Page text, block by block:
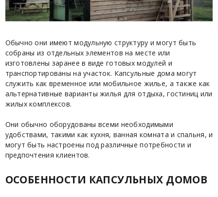
Обычно они имеют модульную структуру и могут быть
собраны из отдельных элементов на месте или
изготовлены заранее в виде готовых модулей и
транспортированы на участок. Капсульные дома могут
служить как временное или мобильное жилье, а также как
альтернативные варианты жилья для отдыха, гостиниц или
жилых комплексов.
Они обычно оборудованы всеми необходимыми
удобствами, такими как кухня, ванная комната и спальня, и
могут быть настроены под различные потребности и
предпочтения клиентов.
ОСОБЕННОСТИ КАПСУЛЬНЫХ ДОМОВ